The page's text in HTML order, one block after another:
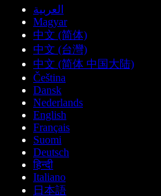
العربية
Magyar
中文 (简体)
中文 (台灣)
中文 (简体 中国大陆)
Čeština
Dansk
Nederlands
English
Français
Suomi
Deutsch
हिन्दी
Italiano
日本語